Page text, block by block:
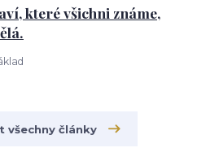
které všichni známe,
všechny články